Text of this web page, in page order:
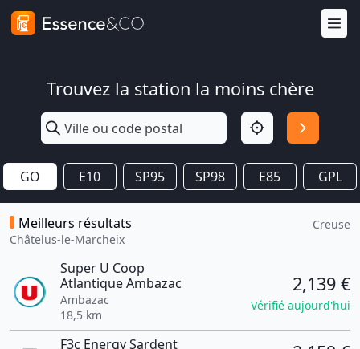
Trouvez la station la moins chère
GO E10 SP95 SP98 E85 GPL
Meilleurs résultats
Châtelus-le-Marcheix
Creuse
Super U Coop
Atlantique Ambazac
Ambazac
18,5 km
2,139 €
Vérifié aujourd'hui
F3c Energy Sardent